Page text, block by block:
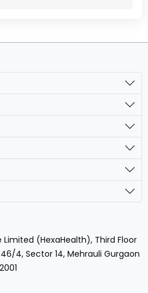
(HexaHealth), Third Floor
4, Sector 14, Mehrauli Gurgaon